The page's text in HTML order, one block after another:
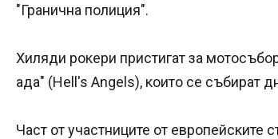
"Гранична полиция".
Хиляди рокери пристигат за
ада" (Hell's Angels), които се събират
Част от участниците от европейските